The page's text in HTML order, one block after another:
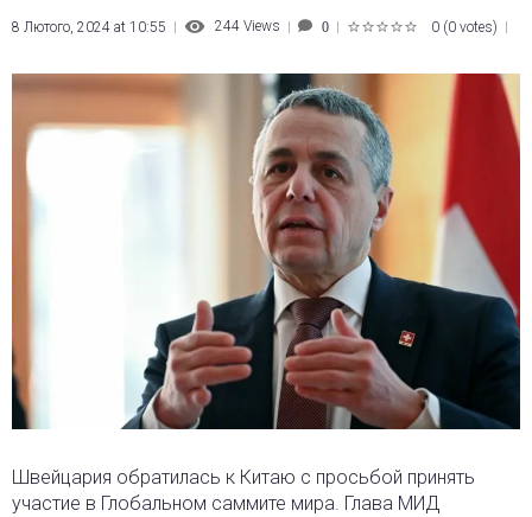
8 Лютого, 2024 at 10:55 244 Views 0 0 (0 votes)
Швейцария обратилась к Китаю с просьбой принять
участие в Глобальном саммите мира. Глава МИД